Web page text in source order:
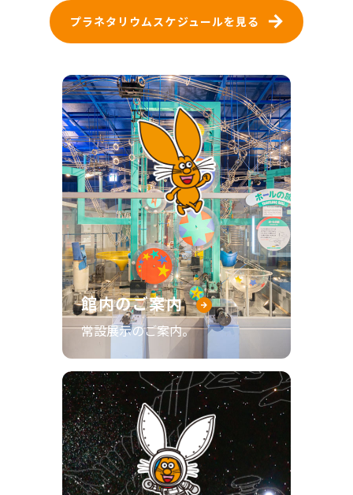
プラネタリウムスケジュールを見る
館内のご案内
常設展示のご案内。